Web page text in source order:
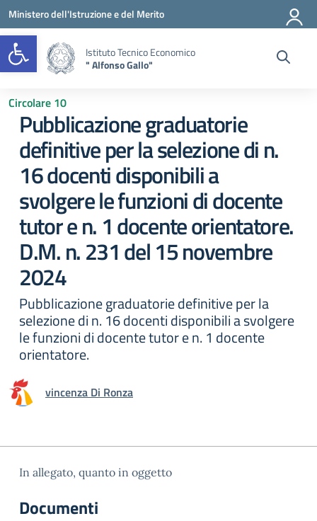
Open toolbar
Vai ai contenuti
Vai al menu di navigazione
Vai al footer
Ministero dell'Istruzione e del Merito
Istituto Tecnico Economico
" Alfonso Gallo"
Circolare 10
Pubblicazione graduatorie
definitive per la selezione di n.
16 docenti disponibili a
svolgere le funzioni di docente
tutor e n. 1 docente orientatore.
D.M. n. 231 del 15 novembre
2024
Pubblicazione graduatorie definitive per la
selezione di n. 16 docenti disponibili a svolgere
le funzioni di docente tutor e n. 1 docente
orientatore.
vincenza Di Ronza
In allegato, quanto in oggetto
Documenti